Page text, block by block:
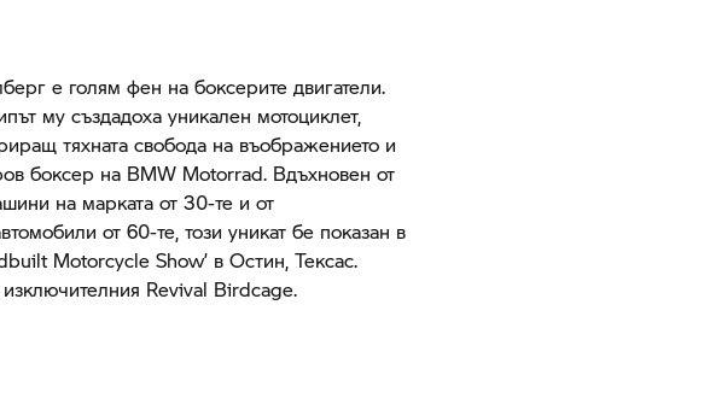
е голям фен на боксерите двигатели.
му създадоха уникален мотоциклет,
тяхната свобода на въображението и
боксер на BMW Motorrad. Вдъхновен от
на марката от 30-те и от
от 60-те, този уникат бе показан в
Motorcycle Show’ в Остин, Тексас.
Revival Birdcage.